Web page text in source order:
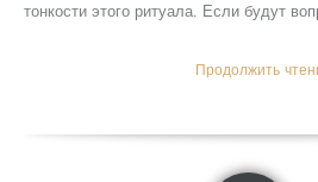
тонкости этого ритуала. Если будут
Продолжить